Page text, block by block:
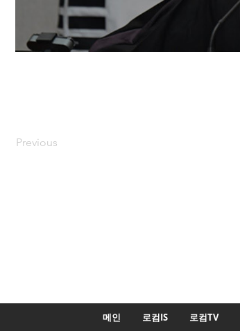
Previous
메인 로컴IS 로컴TV